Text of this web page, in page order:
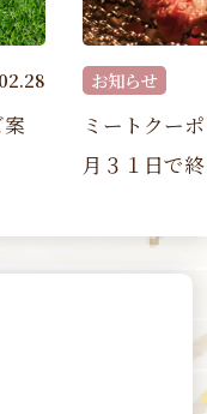
らせ
トクーポン事業は令
３１日で終了しました